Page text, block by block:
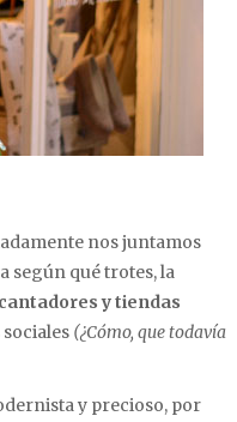
nos juntamos
según qué trotes, la
y tiendas
(¿Cómo, que todavía
y precioso, por